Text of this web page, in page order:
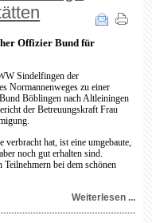
Offizier Bund für
Sindelfingen der
Normannenweges zu einer
Böblingen nach Altleiningen
der Betreuungskraft Frau
verbracht hat, ist eine umgebaute,
noch gut erhalten sind.
bei dem schönen
Weiterlesen ...